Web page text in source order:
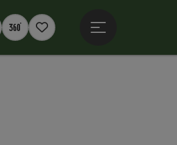
Karte
360° Panoramen
Merkzettel